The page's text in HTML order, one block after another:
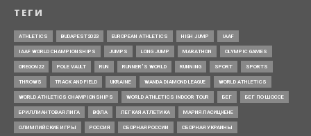
ТЕГИ
ATHLETICS BUDAPEST2023 EUROPEAN ATHLETICS HIGH JUMP IAAF
IAAF WORLD CHAMPIONSHIPS JUMPS LONG JUMP MARATHON OLYMPIC GAMES
OREGON22 POLE VAULT RUN RUNNER’S WORLD RUNNING SPORT SPORTS
THROWS TRACK AND FIELD UKRAINE WANDA DIAMOND LEAGUE WORLD ATHLETICS
WORLD ATHLETICS CHAMPIONSHIPS WORLD ATHLETICS INDOOR TOUR БЕГ БЕГ ПО ШОССЕ
БРИЛЛИАНТОВАЯ ЛИГА ВФЛА ЛЕГКАЯ АТЛЕТИКА МАРИЯ ЛАСИЦКЕНЕ
ОЛИМПИЙСКИЕ ИГРЫ РОССИЯ СБОРНАЯ РОССИИ СБОРНАЯ УКРАИНЫ